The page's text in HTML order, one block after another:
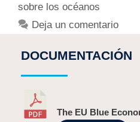
sobre los océanos
Deja un comentario
DOCUMENTACIÓN
The EU Blue